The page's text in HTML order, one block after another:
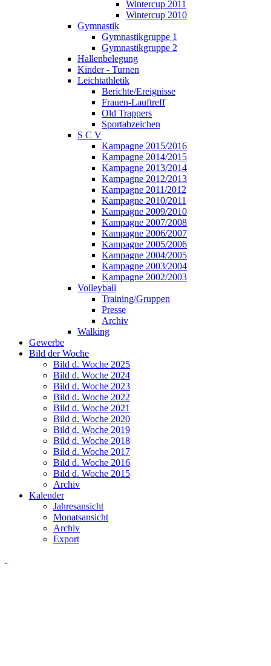
Wintercup 2011
Wintercup 2010
Gymnastik
Gymnastikgruppe 1
Gymnastikgruppe 2
Hallenbelegung
Kinder - Turnen
Leichtathletik
Berichte/Ereignisse
Frauen-Lauftreff
Old Trappers
Sportabzeichen
S C V
Kampagne 2015/2016
Kampagne 2014/2015
Kampagne 2013/2014
Kampagne 2012/2013
Kampagne 2011/2012
Kampagne 2010/2011
Kampagne 2009/2010
Kampagne 2007/2008
Kampagne 2006/2007
Kampagne 2005/2006
Kampagne 2004/2005
Kampagne 2003/2004
Kampagne 2002/2003
Volleyball
Training/Gruppen
Presse
Archiv
Walking
Gewerbe
Bild der Woche
Bild d. Woche 2025
Bild d. Woche 2024
Bild d. Woche 2023
Bild d. Woche 2022
Bild d. Woche 2021
Bild d. Woche 2020
Bild d. Woche 2019
Bild d. Woche 2018
Bild d. Woche 2017
Bild d. Woche 2016
Bild d. Woche 2015
Archiv
Kalender
Jahresansicht
Monatsansicht
Archiv
Export